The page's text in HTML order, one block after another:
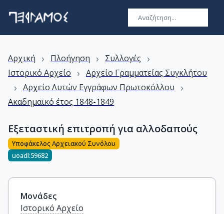
Αρχική › Πλοήγηση › Συλλογές ›
Ιστορικό Αρχείο › Αρχείο Γραμματείας Συγκλήτου
› Αρχείο Λυτών Εγγράφων Πρωτοκόλλου ›
Ακαδημαϊκό έτος 1848-1849
Εξεταστική επιτροπή για αλλοδαπούς
Υποφάκελος Αρχειακού Συνόλου
uoadl:59682
Μονάδες
Ιστορικό Αρχείο